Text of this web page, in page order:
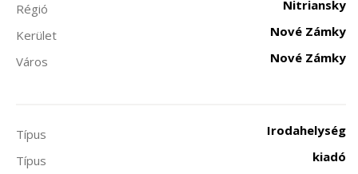
Régió
Nitriansky
Kerület
Nové Zámky
Város
Nové Zámky
Típus
Irodahelység
Típus
kiadó